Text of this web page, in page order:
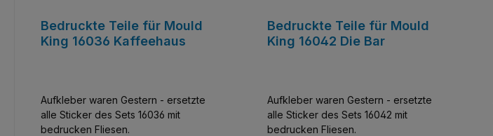
Bedruckte Teile für Mould
King 16036 Kaffeehaus
Aufkleber waren Gestern - ersetzte
alle Sticker des Sets 16036 mit
bedrucken Fliesen.
Bedruckte Teile für Mould
King 16042 Die Bar
Aufkleber waren Gestern - ersetzte
alle Sticker des Sets 16042 mit
bedrucken Fliesen.